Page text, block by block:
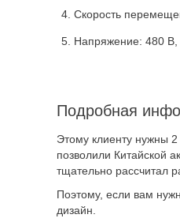
Скорость
Напряжение: 480
Подробная
Этому клиенту нужны
позволили Китайской
тщательно рассчитал
Поэтому, если вам
дизайн.